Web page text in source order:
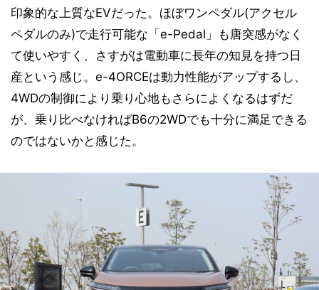
印象的な上質なEVだった。ほぼワンペダル(アクセル
ペダルのみ)で走行可能な「e-Pedal」も唐突感がなく
て使いやすく、さすがは電動車に長年の知見を持つ日
産という感じ。e-4ORCEは動力性能がアップするし、
4WDの制御により乗り心地もさらによくなるはずだ
が、乗り比べなければB6の2WDでも十分に満足できる
のではないかと感じた。